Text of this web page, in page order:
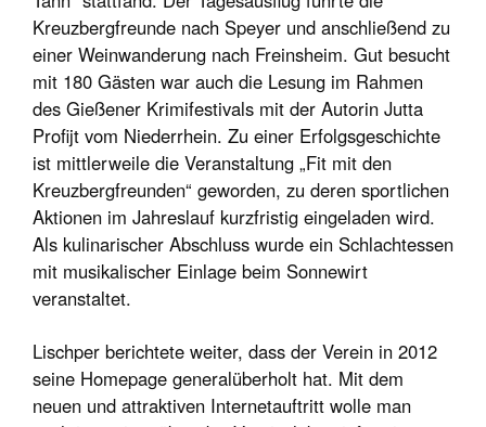
Kreuzbergfreunde nach Speyer und anschließend zu
einer Weinwanderung nach Freinsheim. Gut besucht
mit 180 Gästen war auch die Lesung im Rahmen
des Gießener Krimifestivals mit der Autorin Jutta
Profijt vom Niederrhein. Zu einer Erfolgsgeschichte
ist mittlerweile die Veranstaltung „Fit mit den
Kreuzbergfreunden“ geworden, zu deren sportlichen
Aktionen im Jahreslauf kurzfristig eingeladen wird.
Als kulinarischer Abschluss wurde ein Schlachtessen
mit musikalischer Einlage beim Sonnewirt
veranstaltet.
Lischper berichtete weiter, dass der Verein in 2012
seine Homepage generalüberholt hat. Mit dem
neuen und attraktiven Internetauftritt wolle man